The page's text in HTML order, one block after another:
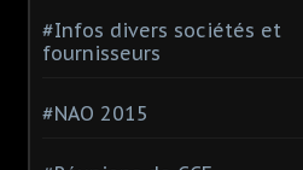
#Infos divers sociétés et
fournisseurs
#NAO 2015